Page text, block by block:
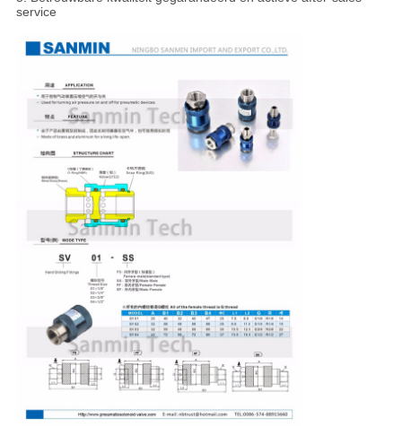
service